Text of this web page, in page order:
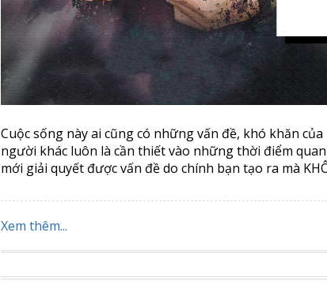
Cuộc sống này ai cũng có những vấn đề, khó khăn
người khác luôn là cần thiết vào những thời điểm
mới giải quyết được vấn đề do chính bạn tạo ra mà
Xem thêm...